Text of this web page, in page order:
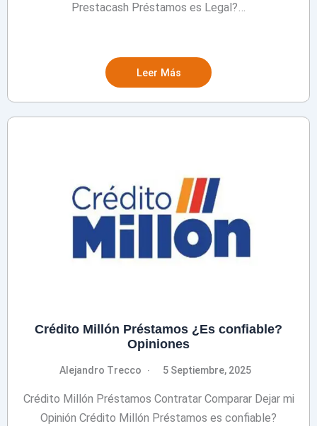
Prestacash Préstamos es Legal?…
Leer Más
Crédito Millón Préstamos ¿Es confiable?
Opiniones
Alejandro Trecco 5 Septiembre, 2025
Crédito Millón Préstamos Contratar Comparar Dejar mi
Opinión Crédito Millón Préstamos es confiable?